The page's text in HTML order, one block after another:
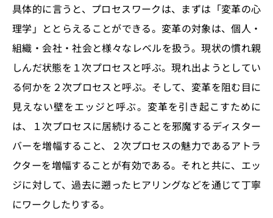
具体的に言うと、プロセスワークは、まずは「変革の心
理学」ととらえることができる。変革の対象は、個人・
組織・会社・社会と様々なレベルを扱う。現状の慣れ親
しんだ状態を１次プロセスと呼ぶ。現れ出ようとしてい
る何かを２次プロセスと呼ぶ。そして、変革を阻む目に
見えない壁をエッジと呼ぶ。変革を引き起こすために
は、１次プロセスに居続けることを邪魔するディスター
バーを増幅すること、２次プロセスの魅力であるアトラ
クターを増幅することが有効である。それと共に、エッ
ジに対して、過去に遡ったヒアリングなどを通じて丁寧
にワークしたりする。